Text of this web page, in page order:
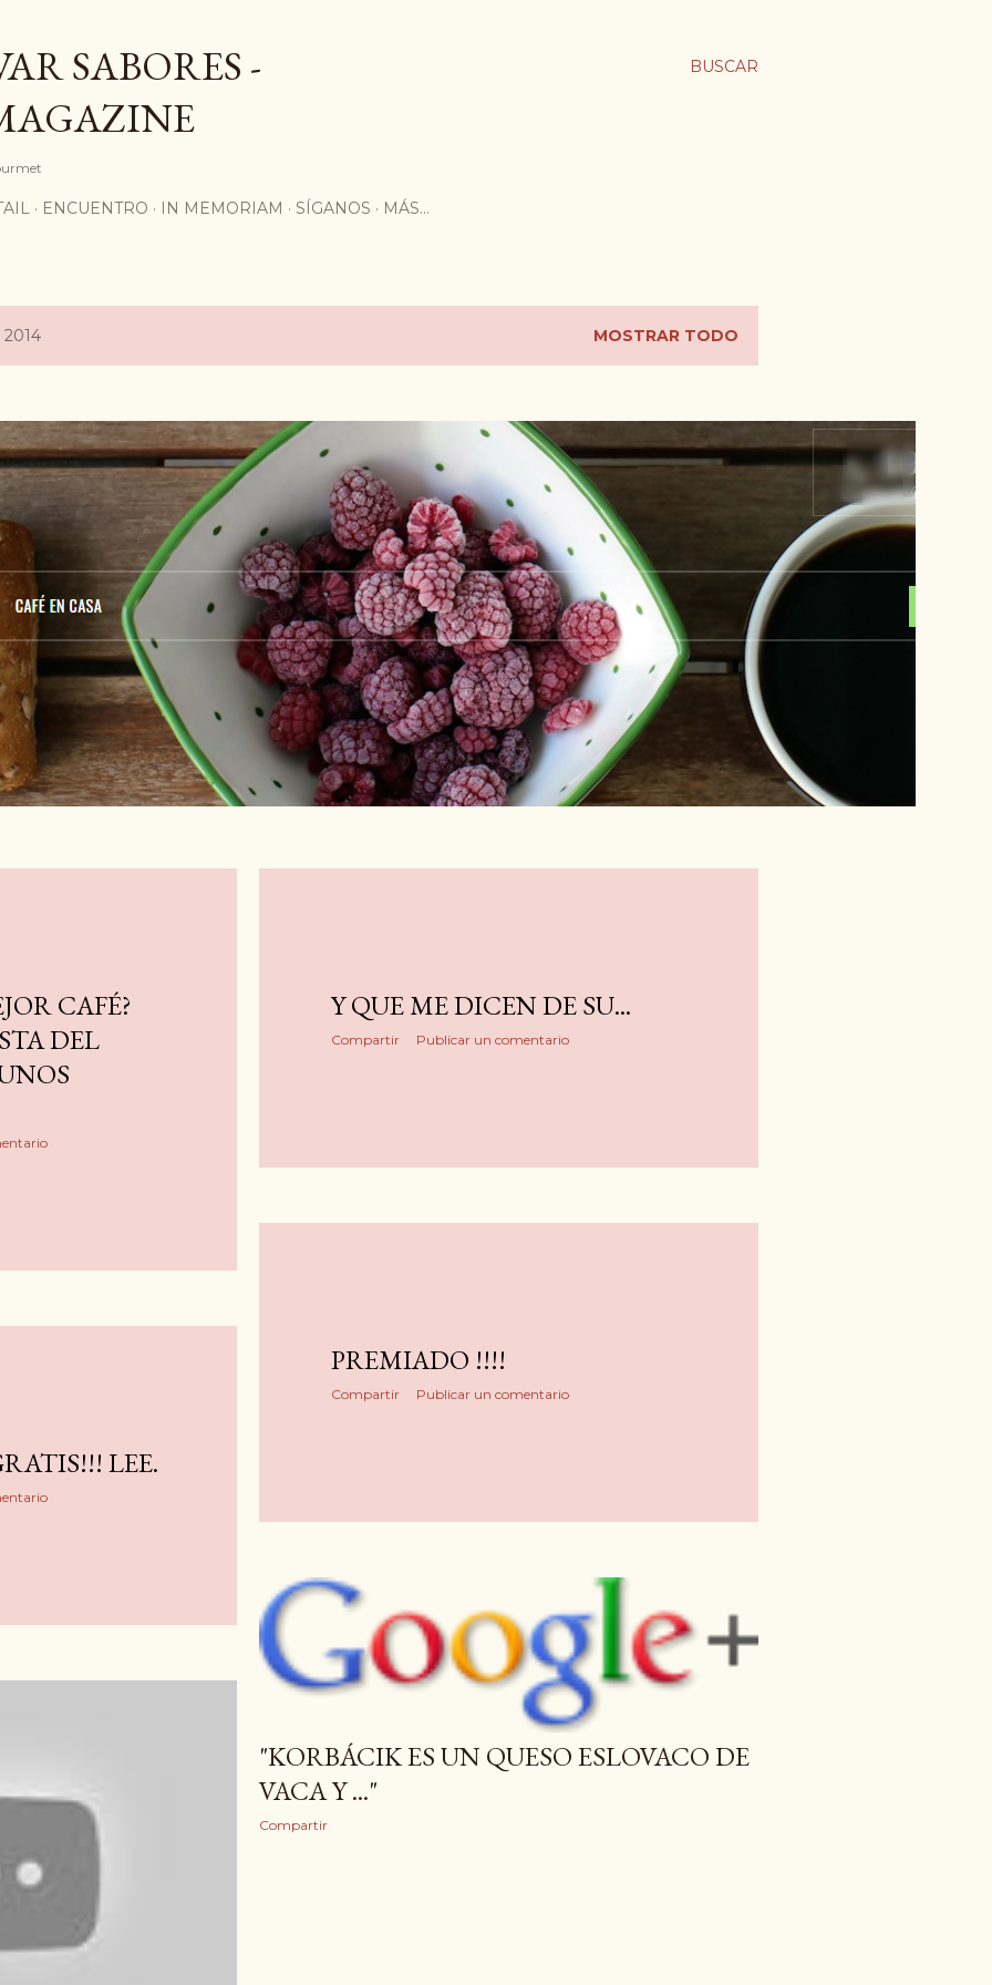
BUSCAR
SABORES -
ENCUENTRO IN MEMORIAM SÍGANOS MÁS…
MOSTRAR TODO
CAFÉ?
DEL
Y QUE ME DICEN DE SU...
Compartir Publicar un comentario
PREMIADO !!!!
Compartir Publicar un comentario
LEE.
"KORBÁCIK ES UN QUESO ESLOVACO DE
VACA Y ..."
Compartir